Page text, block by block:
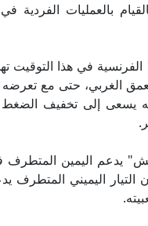
بالعمليات الفردية
في هذا التوقيت
الغربي، حتى مع
يسعى إلى تخفيف
يدعم اليمين المتطرف
اليميني المتطرف